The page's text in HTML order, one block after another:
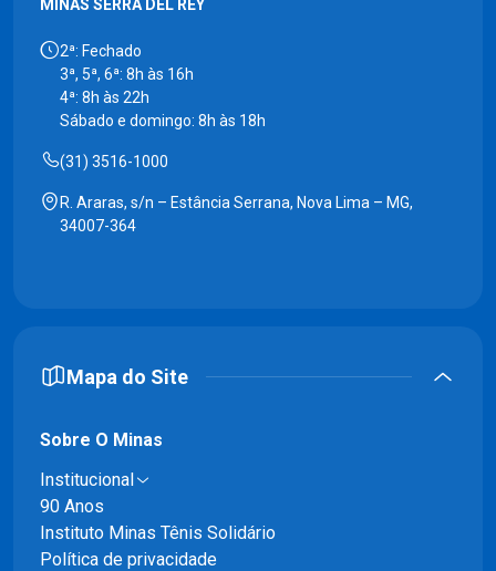
MINAS SERRA DEL REY
2ª: Fechado
3ª, 5ª, 6ª: 8h às 16h
4ª: 8h às 22h
Sábado e domingo: 8h às 18h
(31) 3516-1000
R. Araras, s/n – Estância Serrana, Nova Lima – MG,
34007-364
Mapa do Site
Sobre O Minas
Institucional
90 Anos
Instituto Minas Tênis Solidário
Política de privacidade